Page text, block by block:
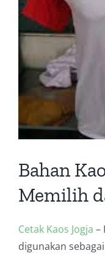
Bahan
Memilih
Cetak Kaos Jogja –
digunakan